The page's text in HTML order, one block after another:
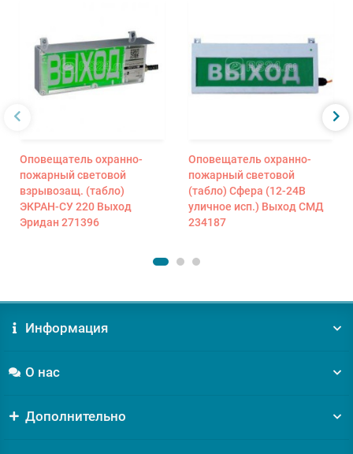
Оповещатель охранно-
пожарный световой
взрывозащ. (табло)
ЭКРАН-СУ 220 Выход
Эридан 271396
Оповещатель охранно-
пожарный световой
(табло) Сфера (12-24В
уличное исп.) Выход СМД
234187
Информация
О нас
Дополнительно